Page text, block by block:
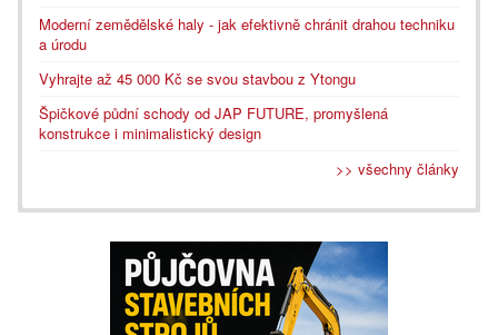
Moderní zemědělské haly - jak efektivně chránit drahou techniku
a úrodu
Vyhrajte až 45 000 Kč se svou stavbou z Ytongu
Špičkové půdní schody od JAP FUTURE, promyšlená
konstrukce i minimalistický design
>> všechny články